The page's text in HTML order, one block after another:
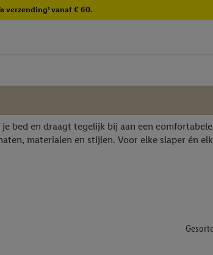
verzending¹ vanaf € 60.
bed en draagt tegelijk bij aan een
materialen en stijlen. Voor elke slaper én